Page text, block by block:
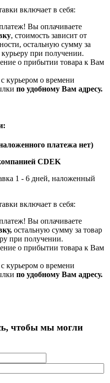
включает в себя:
Вы оплачиваете
, стоимость зависит от
остальную сумму за
курьеру при получении.
о прибытии товара к Вам
курьером о времени
по удобному Вам адресу.
платежа нет)
CDEK
1 - 6 дней, наложенный
включает в себя:
Вы оплачиваете
остальную сумму за товар
при получении.
о прибытии товара к Вам
курьером о времени
по удобному Вам адресу.
чтобы мы могли